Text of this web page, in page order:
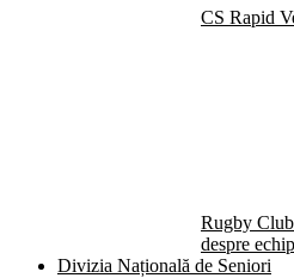
CS Rapid
Rugby
despre
Divizia Națională de Seniori